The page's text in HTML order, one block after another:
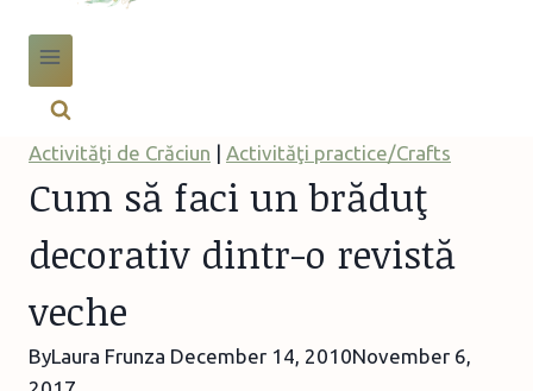
Activităţi de Crăciun | Activităţi practice/Crafts
Cum să faci un brăduţ
decorativ dintr-o revistă
veche
ByLaura Frunza December 14, 2010November 6,